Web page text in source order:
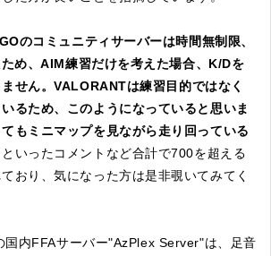
のコミュニティサーバーは時間無制限、
め、AIM練習だけを考えた場合、K/Dを
せん。VALORANTは練習目的ではなく
るため、このようになっていると思いま
てもミニマップを見ながら走り回っている
といったコメントなど合計で700を超える
おり、気になった方は是非覗いてみてく
国内FFAサーバー"AzPlex Server"は、足音